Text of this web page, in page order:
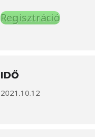
Regisztráció
IDŐ
2021.10.12